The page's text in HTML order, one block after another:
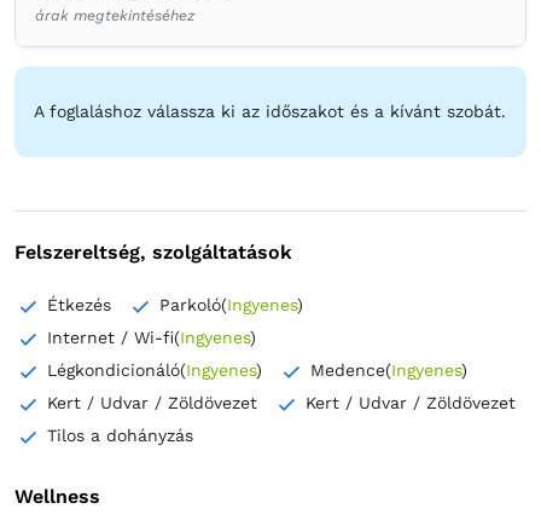
árak megtekintéséhez
A foglaláshoz válassza ki az időszakot és a kívánt szobát.
Felszereltség, szolgáltatások
Étkezés Parkoló(Ingyenes)
Internet / Wi-fi(Ingyenes)
Légkondicionáló(Ingyenes) Medence(Ingyenes)
Kert / Udvar / Zöldövezet
Kert / Udvar / Zöldövezet
Tilos a dohányzás
Wellness